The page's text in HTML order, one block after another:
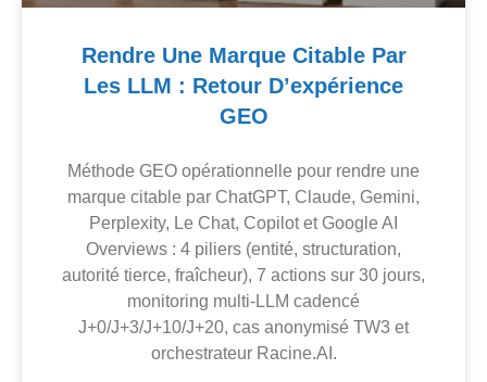
Rendre Une Marque Citable Par
Les LLM : Retour D’expérience
GEO
Méthode GEO opérationnelle pour rendre une
marque citable par ChatGPT, Claude, Gemini,
Perplexity, Le Chat, Copilot et Google AI
Overviews : 4 piliers (entité, structuration,
autorité tierce, fraîcheur), 7 actions sur 30 jours,
monitoring multi-LLM cadencé
J+0/J+3/J+10/J+20, cas anonymisé TW3 et
orchestrateur Racine.AI.